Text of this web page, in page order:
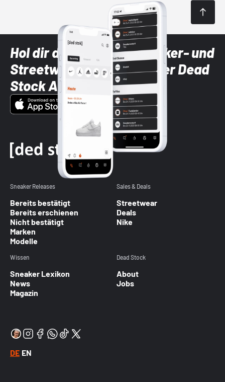
Hol dir die neuesten Sneaker- und
Streetwear-Brands mit der Dead
Stock App
Sneaker Releases
Bereits bestätigt
Bereits erschienen
Nicht bestätigt
Marken
Modelle
Sales & Deals
Streetwear
Deals
Nike
Wissen
Sneaker Lexikon
News
Magazin
Dead Stock
About
Jobs
DE EN